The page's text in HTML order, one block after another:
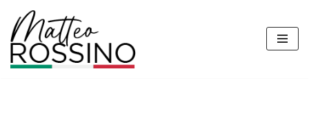
Vai
al
contenuto